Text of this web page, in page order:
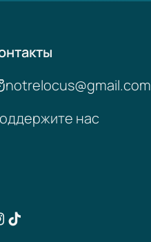
notrelocus@gmail.com
нас